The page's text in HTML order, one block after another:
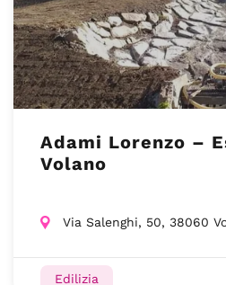
Adami Lorenzo –
Volano
Via Salenghi, 50, 38060
Edilizia